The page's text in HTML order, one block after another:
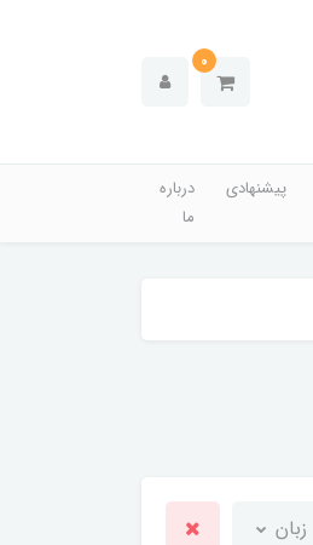
0
پیشنهادی
درباره
ما
زبان